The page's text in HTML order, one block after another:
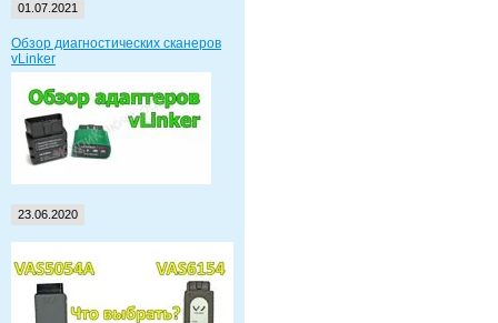
01.07.2021
Обзор диагностических сканеров
vLinker
23.06.2020